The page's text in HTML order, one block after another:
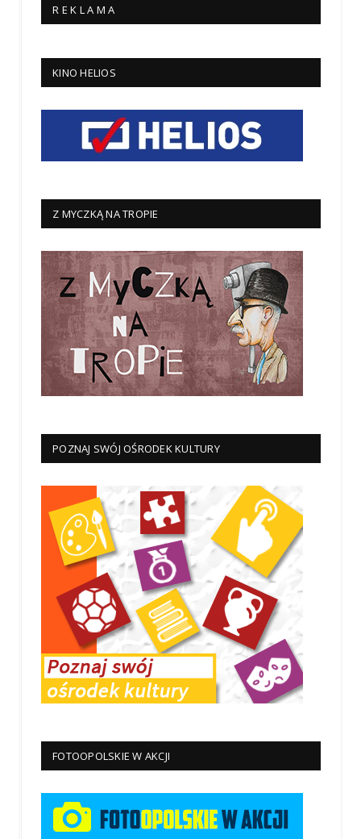
R E K L A M A
KINO HELIOS
Z MYCZKĄ NA TROPIE
POZNAJ SWÓJ OŚRODEK KULTURY
FOTOOPOLSKIE W AKCJI